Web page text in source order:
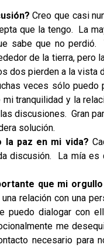
Creo que casi
que la tengo. La
sabe que no
de la tierra, pero
dos pierden a la vista
veces sólo puedo
tranquilidad y la
discusiones. Gran
solución.
la paz en mi vida?
discusión. La mía
que mi
relación con una
puedo dialogar con
me
necesario para